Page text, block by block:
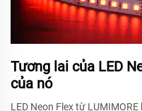
Tương lai của LED
của nó
LED Neon Flex từ